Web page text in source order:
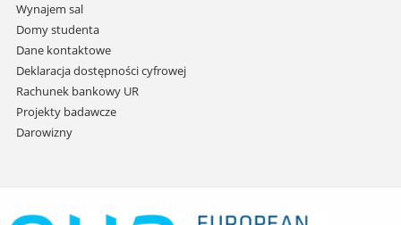
Wynajem sal
Domy studenta
Dane kontaktowe
Deklaracja dostępności cyfrowej
Rachunek bankowy UR
Projekty badawcze
Darowizny